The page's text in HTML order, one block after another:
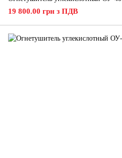
19 800.00 грн з ПДВ